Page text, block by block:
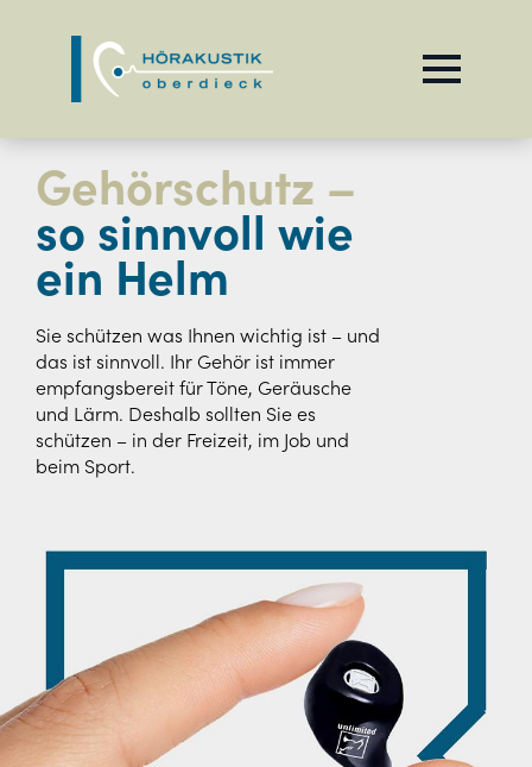
Gehörschutz –
so sinnvoll wie
ein Helm
Sie schützen was Ihnen wichtig ist – und
das ist sinnvoll. Ihr Gehör ist immer
empfangsbereit für Töne, Geräusche
und Lärm. Deshalb sollten Sie es
schützen – in der Freizeit, im Job und
beim Sport.